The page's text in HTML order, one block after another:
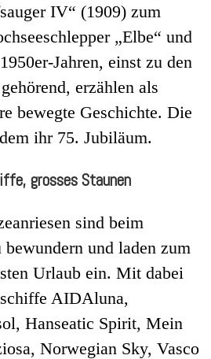
IV“ (1909) zum
„Elbe“ und
Jahren, einst zu den
erzählen als
bewegte Geschichte. Die
ihr 75. Jubiläum.
grosses Staunen
sind beim
und laden zum
Urlaub ein. Mit dabei
AIDAluna,
Hanseatic Spirit, Mein
Norwegian Sky, Vasco